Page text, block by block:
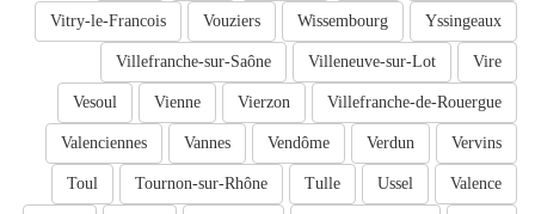
Yssingeaux
Wissembourg
Vouziers
Vitry-le-Francois
Vire
Villeneuve-sur-Lot
Villefranche-sur-Saône
Villefranche-de-Rouergue
Vierzon
Vienne
Vesoul
Vervins
Verdun
Vendôme
Vannes
Valenciennes
Valence
Ussel
Tulle
Tournon-sur-Rhône
Toul